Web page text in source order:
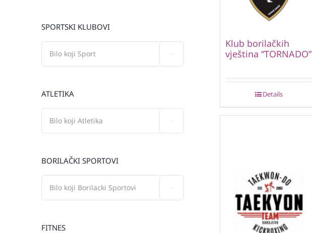
Klub borilačkih
vještina “TORNADO”
Details
SPORTSKI KLUBOVI
ATLETIKA
BORILAČKI SPORTOVI
FITNES